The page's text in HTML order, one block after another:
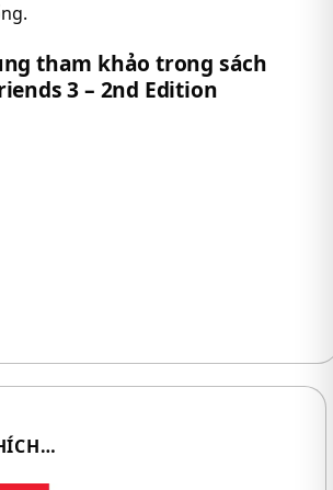
tham khảo trong sách
3 – 2nd Edition